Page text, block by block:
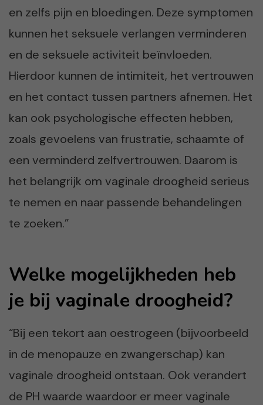
en zelfs pijn en bloedingen. Deze symptomen
kunnen het seksuele verlangen verminderen
en de seksuele activiteit beïnvloeden.
Hierdoor kunnen de intimiteit, het vertrouwen
en het contact tussen partners afnemen. Het
kan ook psychologische effecten hebben,
zoals gevoelens van frustratie, schaamte of
een verminderd zelfvertrouwen. Daarom is
het belangrijk om vaginale droogheid serieus
te nemen en naar passende behandelingen
te zoeken.”
Welke mogelijkheden heb
je bij vaginale droogheid?
“Bij een tekort aan oestrogeen (bijvoorbeeld
in de menopauze en zwangerschap) kan
vaginale droogheid ontstaan. Ook verandert
de PH waarde waardoor er meer vaginale